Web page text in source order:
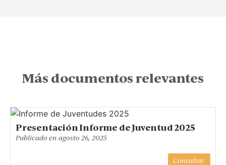
Más documentos relevantes
Presentación Informe de Juventud 2025
Publicado en agosto 26, 2025
Consultar